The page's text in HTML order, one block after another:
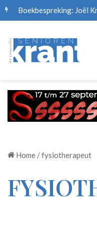
Boekbespreking: Joël
Home /fysiotherapeut